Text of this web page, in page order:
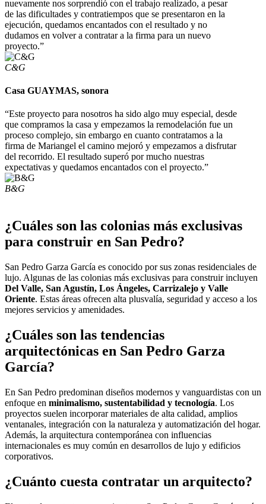
nuevamente nos sorprendió con el trabajo realizado, a pesar
de las dificultades y contratiempos que se presentaron en la
ejecución, quedamos encantados con el resultado y no
dudamos en volver a contratar a la firma para un nuevo
proyecto.”
C&G
Casa GUAYMAS, sonora
“Este proyecto para nosotros ha sido algo muy especial, desde
que compramos la casa y empezamos la remodelación fue un
proceso complejo, sin embargo en cuanto contratamos a la
firma de Mariangel el camino mejoró y empezamos a disfrutar
del recorrido. El resultado superó por mucho nuestras
expectativas y quedamos encantados con el proyecto.”
B&G
¿Cuáles son las colonias más exclusivas
para construir en San Pedro?
San Pedro Garza García es conocido por sus zonas residenciales de
lujo. Algunas de las colonias más exclusivas para construir incluyen
Del Valle, San Agustín, Los Ángeles, Carrizalejo y Valle
Oriente. Estas áreas ofrecen alta plusvalía, seguridad y acceso a los
mejores servicios y amenidades.
¿Cuáles son las tendencias
arquitectónicas en San Pedro Garza
García?
En San Pedro predominan diseños modernos y vanguardistas con un
enfoque en minimalismo, sustentabilidad y tecnología. Los
proyectos suelen incorporar materiales de alta calidad, amplios
ventanales, integración con la naturaleza y automatización del hogar.
Además, la arquitectura contemporánea con influencias
internacionales es muy común en desarrollos de lujo y edificios
corporativos.
¿Cuánto cuesta contratar un arquitecto?